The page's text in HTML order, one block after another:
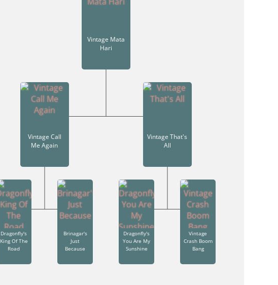
Vintage Mata
Hari
Vintage Call
Me Again
Vintage That's
All
Dragonfly's
King Of The
Road
Brinagar's
Just
Because
Dragonfly's
You Are My
Sunshine
Vintage
Crash Boom
Bang